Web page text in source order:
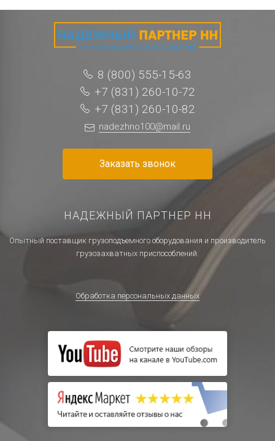
8 (800) 555-15-63
+7 (831) 260-10-72
+7 (831) 260-10-82
nadezhno100@mail.ru
Заказать звонок
НАДЕЖНЫЙ ПАРТНЕР НН
Опытный поставщик грузоподъемного оборудования и производитель
грузозахватных приспособлений.
Обработка персональных данных